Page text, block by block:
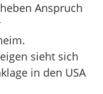
Anspruch
sieht sich
in den USA